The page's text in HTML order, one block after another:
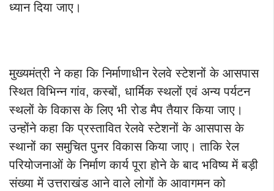
ध्यान दिया जाए।
मुख्यमंत्री ने कहा कि निर्माणाधीन रेलवे स्टेशनों के आसपास
स्थित विभिन्न गांव, कस्बों, धार्मिक स्थलों एवं अन्य पर्यटन
स्थलों के विकास के लिए भी रोड मैप तैयार किया जाए।
उन्होंने कहा कि प्रस्तावित रेलवे स्टेशनों के आसपास के
स्थानों का समुचित पुनर विकास किया जाए। ताकि रेल
परियोजनाओं के निर्माण कार्य पूरा होने के बाद भविष्य में बड़ी
संख्या में उत्तराखंड आने वाले लोगों के आवागमन को